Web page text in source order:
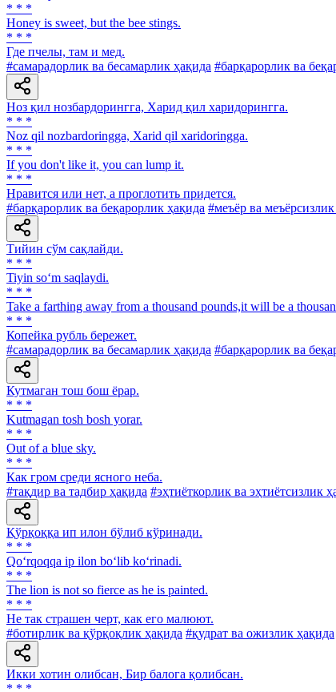
* * *
Honey is sweet, but the bee stings.
* * *
Где пчелы, там и мед.
#самарадорлик ва бесамарлик ҳақида #барқарорлик ва
Ноз қил нозбардорингга, Харид қил харидорингга.
* * *
Noz qil nozbardoringga, Xarid qil xaridoringga.
* * *
If you don't like it, you can lump it.
* * *
Нравится или нет, а проглотить придется.
#барқарорлик ва беқарорлик ҳақида #меъёр ва
Тийин сўм сақлайди.
* * *
Tiyin so‘m saqlaydi.
* * *
Take a farthing away from a thousand pounds,it will be a
* * *
Копейка рубль бережет.
#самарадорлик ва бесамарлик ҳақида #барқарорлик ва
Кутмаган тош бош ёрар.
* * *
Kutmagan tosh bosh yorar.
* * *
Out of a blue sky.
* * *
Как гром среди ясного неба.
#тақдир ва тадбир ҳақида #эҳтиёткорлик ва эҳтиётсизлик
Қўрқоққа ип илон бўлиб кўринади.
* * *
Qo‘rqoqqa ip ilon bo‘lib ko‘rinadi.
* * *
The lion is not so fierce as he is painted.
* * *
He так страшен черт, как его малюют.
#ботирлик ва қўрқоқлик ҳақида #қудрат ва ожизлик ҳақида
Икки хотин олибсан, Бир балога қолибсан.
* * *